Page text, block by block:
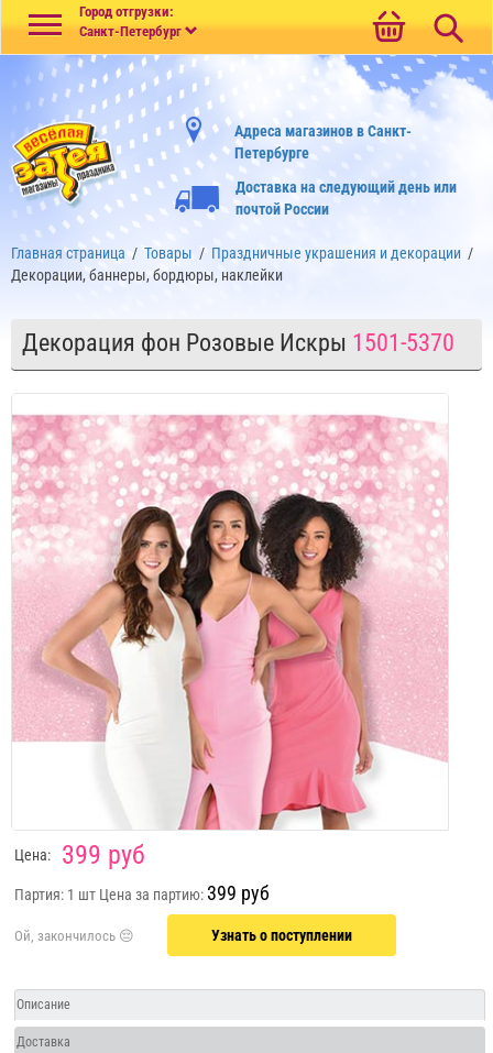
Город отгрузки:
Санкт-Петербург
Адреса магазинов в Санкт-
Петербурге
Доставка на следующий день или
почтой России
Главная страница / Товары / Праздничные украшения и декорации /
Декорации, баннеры, бордюры, наклейки
Декорация фон Розовые Искры 1501-5370
Цена: 399 руб
Партия: 1 шт Цена за партию: 399 руб
Узнать о поступлении
Описание
Доставка